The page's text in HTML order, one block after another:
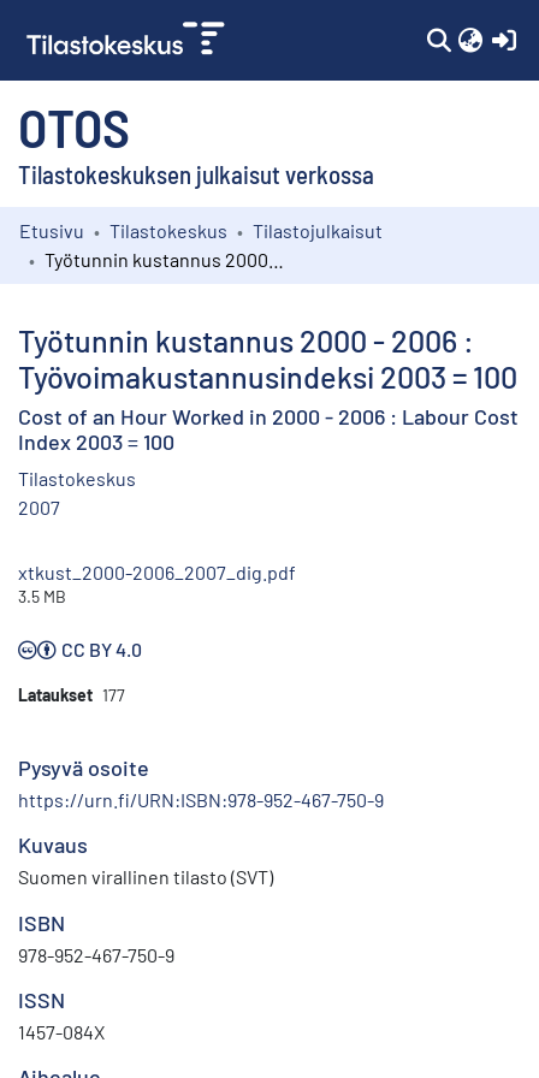
OTOS
Tilastokeskuksen julkaisut verkossa
Kokoelmat
Etusivu Tilastokeskus
Tilastojulkaisut
Työtunnin kustannus 2000 - 2006 :
Työvoimakustannusindeksi 2003 = 100
Cost of an Hour Worked in 2000 - 2006 : Labour Cost
Index 2003 = 100
Tilastokeskus
2007
xtkust_2000-2006_2007_dig.pdf
3.5 MB
CC BY 4.0
Lataukset 177
Pysyvä osoite
https://urn.fi/URN:ISBN:978-952-467-750-9
Kuvaus
Suomen virallinen tilasto (SVT)
ISBN
978-952-467-750-9
ISSN
1457-084X